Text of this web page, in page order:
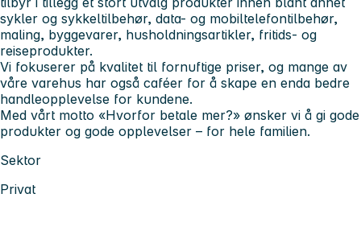
sykler og sykkeltilbehør, data- og mobiltelefontilbehør,
maling, byggevarer, husholdningsartikler, fritids- og
reiseprodukter.
Vi fokuserer på kvalitet til fornuftige priser, og mange av
våre varehus har også caféer for å skape en enda bedre
handleopplevelse for kundene.
Med vårt motto «Hvorfor betale mer?» ønsker vi å gi gode
produkter og gode opplevelser – for hele familien.
Sektor
Privat